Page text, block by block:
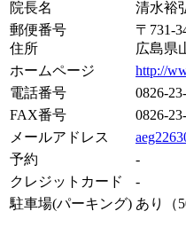
院長名
清水裕
郵便番号
住所
〒731-
広島県
ホームページ
http://
電話番号
0826-
FAX番号
0826-
メールアドレス
予約
-
クレジットカード
-
駐車場(パーキング) あり（